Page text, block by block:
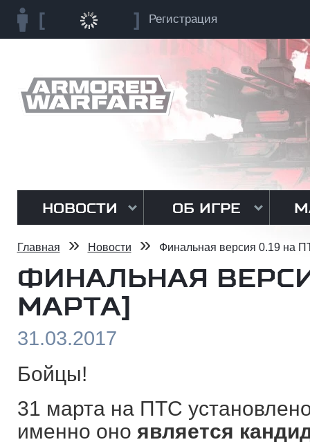
Регистрация
НОВОСТИ ОБ ИГРЕ
Главная » Новости » Финальная версия 0.19 на
ФИНАЛЬНАЯ
МАРТА]
31.03.2017
Бойцы!
31 марта на ПТС
именно оно является